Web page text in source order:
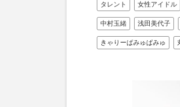
タレント 女性アイドル
中村玉緒 浅田美代子
きゃりーぱみゅぱみゅ